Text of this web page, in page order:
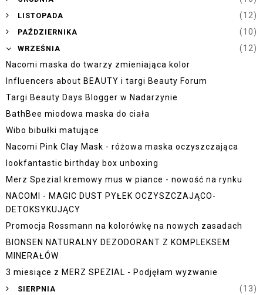
► LISTOPADA
(12)
► PAŹDZIERNIKA
(10)
▼ WRZEŚNIA
(12)
Nacomi maska do twarzy zmieniająca kolor
Influencers about BEAUTY i targi Beauty Forum
Targi Beauty Days Blogger w Nadarzynie
BathBee miodowa maska do ciała
Wibo bibułki matujące
Nacomi Pink Clay Mask - różowa maska oczyszczająca
lookfantastic birthday box unboxing
Merz Spezial kremowy mus w piance - nowość na rynku
NACOMI - MAGIC DUST PYŁEK OCZYSZCZAJĄCO-
DETOKSYKUJĄCY
Promocja Rossmann na kolorówkę na nowych zasadach
BIONSEN NATURALNY DEZODORANT Z KOMPLEKSEM
MINERAŁÓW
3 miesiące z MERZ SPEZIAL - Podjęłam wyzwanie
► SIERPNIA
(13)